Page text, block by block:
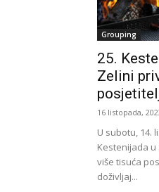
Grouping
25.
Zelini
16 listopada,
U subotu, 14.
Kestenijada u
više tisuća
doživljaj...